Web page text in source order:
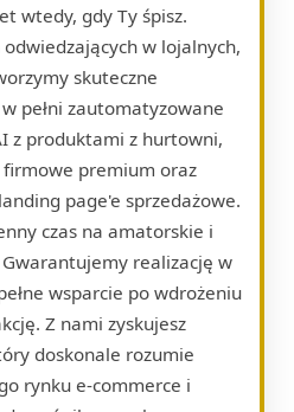
wtedy, gdy Ty śpisz.
w lojalnych,
skuteczne
pełni zautomatyzowane
z produktami z hurtowni,
premium oraz
page'e sprzedażowe.
czas na amatorskie i
realizację w
wsparcie po wdrożeniu
Z nami zyskujesz
doskonale rozumie
rynku e-commerce i